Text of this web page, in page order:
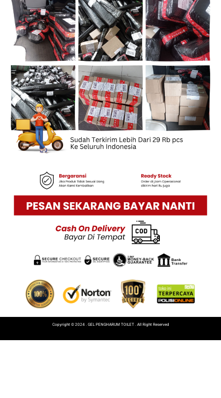
Copyright © 2024 . GEL PENGHARUM TOILET . All Right Reserved